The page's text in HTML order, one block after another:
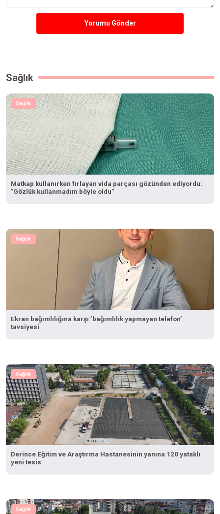
Yorumu Gönder
Sağlık
Sağlık
Matkap kullanırken fırlayan vida parçası gözünden ediyordu:
"Gözlük kullanmadım böyle oldu"
Sağlık
Ekran bağımlılığına karşı ’bağımlılık yapmayan telefon’
tavsiyesi
Sağlık
Derince Eğitim ve Araştırma Hastanesinin yanına 120 yataklı
yeni tesis
Sağlık